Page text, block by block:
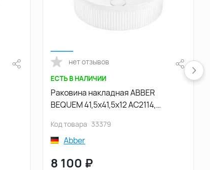
нет отзывов
ЕСТЬ В НАЛИЧИИ
Раковина накладная ABBER
BEQUEM 41,5х41,5х12 AC2114,
Код товара 33379
Abber
8 100 ₽